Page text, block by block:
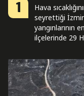
1
Hava
seyrettiği
yangınlarının
ilçelerinde 29